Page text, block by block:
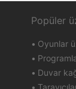
Popüler
Oyunlar
Duvar